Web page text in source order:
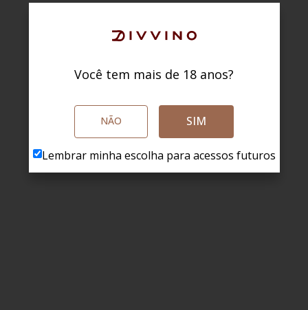
Você tem mais de 18 anos?
NÃO SIM
Lembrar minha escolha para acessos futuros